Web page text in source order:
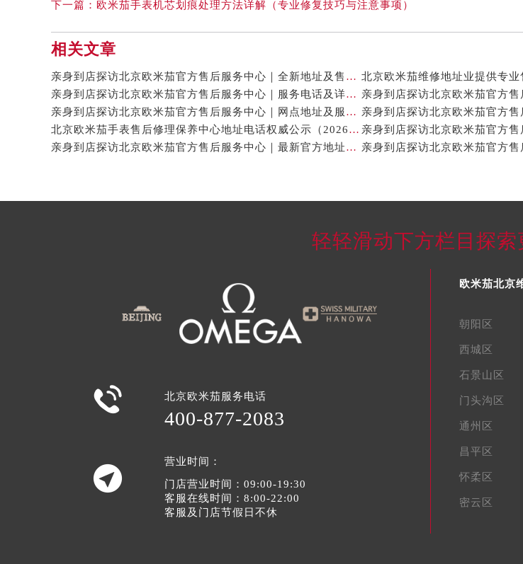
下一篇： 欧米茄手表机芯划痕处理方法详解（专业修复技巧与注意事项）
相关文章
亲身到店探访北京欧米茄官方售后服务中心｜全新地址及售后热线（2026年7月最新）
亲身到店探访北京欧米茄官方售后服务中心｜服务电话及详细网点地址（2026年7月最新）
亲身到店探访北京欧米茄官方售后服务中心｜网点地址及服务电话（2026年7月最新）
北京欧米茄手表售后修理保养中心地址电话权威公示（2026年7月最新）
亲身到店探访北京欧米茄官方售后服务中心｜最新官方地址及服务电话（2026年7月最新）
轻轻滑动下方栏目探
 北京欧米茄服务电话
400-877-2083

营业时间：
门店营业时间：09:00-19:30
客服在线时间：8:00-22:00
客服及门店节假日不休
欧米茄北京
朝阳区
西城区
石景山区
门头沟区
通州区
昌平区
怀柔区
密云区